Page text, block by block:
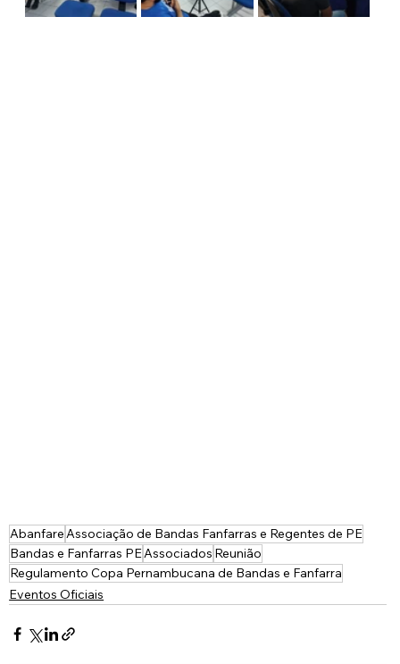
AbanfareAssociação de Bandas Fanfarras e Regentes de PE
Bandas e Fanfarras PEAssociados Reunião
Regulamento Copa Pernambucana de Bandas e Fanfarra
Eventos Oficiais